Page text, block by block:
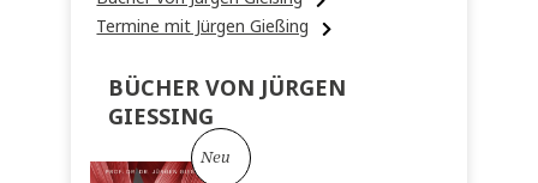
Termine mit Jürgen Gießing
BÜCHER VON JÜRGEN
GIESSING
Neu